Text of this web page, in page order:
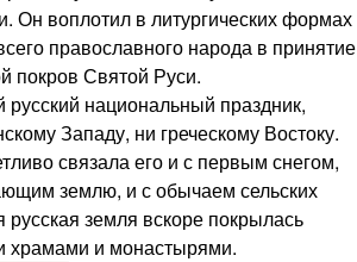
Он воплотил в литургических формах
православного народа в принятие
покров Святой Руси.
национальный праздник,
Западу, ни греческому Востоку.
связала его и с первым снегом,
землю, и с обычаем сельских
земля вскоре покрылась
храмами и монастырями.